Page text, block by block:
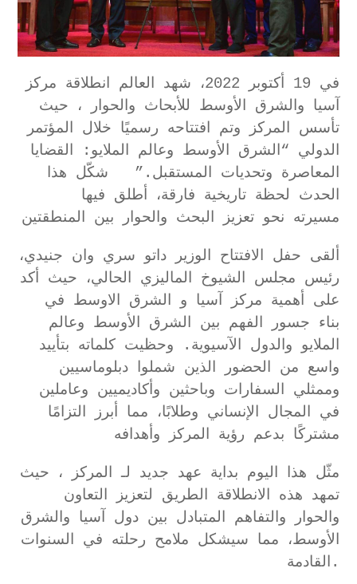
في 19 أكتوبر 2022، شهد العالم انطلاقة مركز
آسيا والشرق الأوسط للأبحاث والحوار ، حيث
تأسس المركز وتم افتتاحه رسميًا خلال المؤتمر
الدولي “الشرق الأوسط وعالم الملايو: القضايا
المعاصرة وتحديات المستقبل.” شكّل هذا
الحدث لحظة تاريخية فارقة، أطلق فيها
مسيرته نحو تعزيز البحث والحوار بين المنطقتين
ألقى حفل الافتتاح الوزير داتو سري وان جنيدي،
رئيس مجلس الشيوخ الماليزي الحالي، حيث أكد
على أهمية مركز آسيا و الشرق الاوسط في
بناء جسور الفهم بين الشرق الأوسط وعالم
الملايو والدول الآسيوية. وحظيت كلماته بتأييد
واسع من الحضور الذين شملوا دبلوماسيين
وممثلي السفارات وباحثين وأكاديميين وعاملين
في المجال الإنساني وطلابًا، مما أبرز التزامًا
مشتركًا بدعم رؤية المركز وأهدافه
مثّل هذا اليوم بداية عهد جديد لـ المركز ، حيث
تمهد هذه الانطلاقة الطريق لتعزيز التعاون
والحوار والتفاهم المتبادل بين دول آسيا والشرق
الأوسط، مما سيشكل ملامح رحلته في السنوات
القادمة.